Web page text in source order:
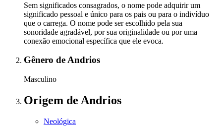
Sem significados consagrados, o nome pode adquirir um
significado pessoal e único para os pais ou para o indivíduo
que o carrega. O nome pode ser escolhido pela sua
sonoridade agradável, por sua originalidade ou por uma
conexão emocional específica que ele evoca.
Gênero de Andrios
Masculino
Origem de Andrios
Neológica